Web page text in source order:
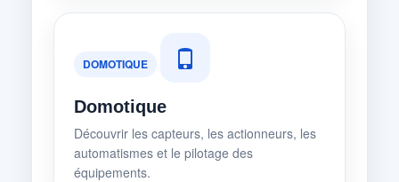
DOMOTIQUE
Domotique
Découvrir les capteurs, les actionneurs, les
automatismes et le pilotage des
équipements.